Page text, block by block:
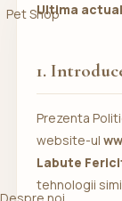
Pet ShopUltima
1.
Prezenta
website-ul
Labute
tehnologii